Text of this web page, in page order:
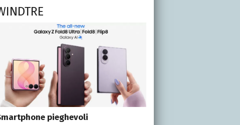
pieghevoli